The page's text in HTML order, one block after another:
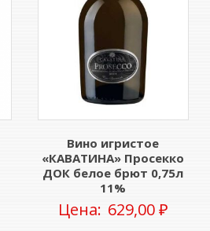
Вино игристое
«КАВАТИНА» Просекко
ДОК белое брют 0,75л
11%
Цена: 629,00₽